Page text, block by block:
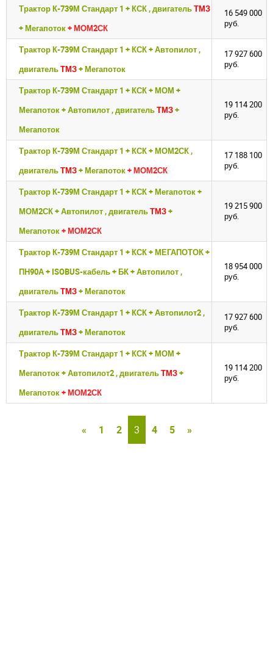
Трактор К-739М Стандарт 1 + КСК , двигательТМЗ
+ Мегапоток+ МОМ2СК
16 549 000
руб.
Трактор К-739М Стандарт 1 + КСК + Автопилот ,
двигательТМЗ+ Мегапоток
17 927 600
руб.
Трактор К-739М Стандарт 1 + КСК + МОМ +
Мегапоток + Автопилот , двигательТМЗ+
Мегапоток
19 114 200
руб.
Трактор К-739М Стандарт 1 + КСК + МОМ2СК ,
двигательТМЗ+ Мегапоток+ МОМ2СК
17 188 100
руб.
Трактор К-739М Стандарт 1 + КСК + Мегапоток +
МОМ2СК + Автопилот , двигательТМЗ+
Мегапоток+ МОМ2СК
19 215 900
руб.
Трактор К-739М Стандарт 1 + КСК + МЕГАПОТОК +
ПН90А + ISOBUS-кабель + БК + Автопилот ,
двигательТМЗ+ Мегапоток
18 954 000
руб.
Трактор К-739М Стандарт 1 + КСК + Автопилот2 ,
двигательТМЗ+ Мегапоток
17 927 600
руб.
Трактор К-739М Стандарт 1 + КСК + МОМ +
Мегапоток + Автопилот2 , двигательТМЗ+
Мегапоток+ МОМ2СК
19 114 200
руб.
« 1 2 3 4 5 »